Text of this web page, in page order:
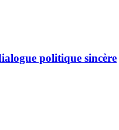
politique sincère